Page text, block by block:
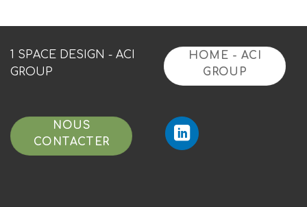
1 SPACE DESIGN - ACI
GROUP
HOME - ACI
GROUP
NOUS
CONTACTER